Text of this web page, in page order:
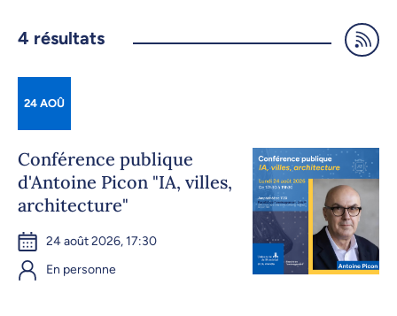
4 résultats
24 AOÛ
Conférence publique
d'Antoine Picon "IA, villes,
architecture"
24 août 2026, 17:30
En personne